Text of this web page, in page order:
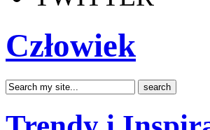
Człowiek